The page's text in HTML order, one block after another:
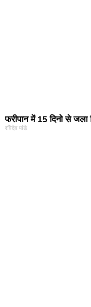
फरीपान में 15 दिनो से जला
रविदेव पांडे